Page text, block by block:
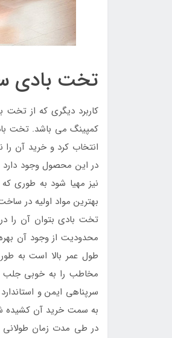
تخت بادی
کاربرد دیگری که از
کمپینگ می باشد. تخت
انتخاب کرد و خرید آن
در این محصول وجود
نیز مهیا شود به طوری
بهترین مواد اولیه در
تخت بادی بتوان آن را
محدودیت از وجود آن
طول عمر بالا است به
مخاطب را به خوبی جلب
سرپناهی ایمن و
به سمت خرید آن کشیده
در طی مدت زمان طولانی